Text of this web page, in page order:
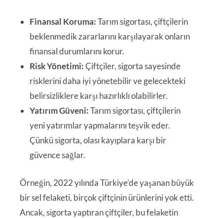
Finansal Koruma:Tarım sigortası, çiftçilerin
beklenmedik zararlarını karşılayarak onların
finansal durumlarını korur.
Risk Yönetimi:Çiftçiler, sigorta sayesinde
risklerini daha iyi yönetebilir ve gelecekteki
belirsizliklere karşı hazırlıklı olabilirler.
Yatırım Güveni:Tarım sigortası, çiftçilerin
yeni yatırımlar yapmalarını teşvik eder.
Çünkü sigorta, olası kayıplara karşı bir
güvence sağlar.
Örneğin, 2022 yılında Türkiye’de yaşanan büyük
bir sel felaketi, birçok çiftçinin ürünlerini yok etti.
Ancak, sigorta yaptıran çiftçiler, bu felaketin